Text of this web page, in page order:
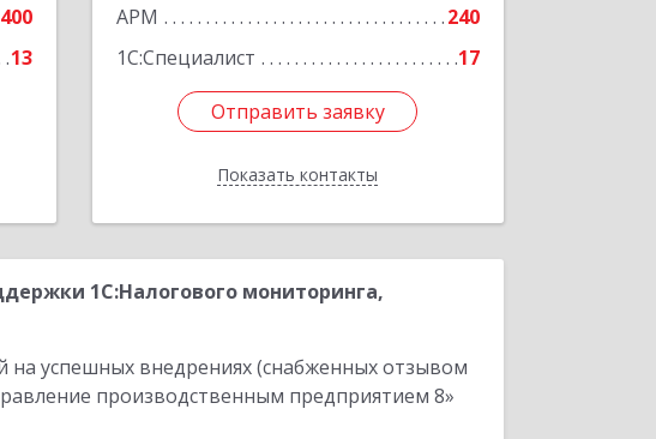
400
13
АРМ
240
1С:Специалист
17
Отправить заявку
Показать контакты
Подробнее
Отправить заявку
Назад
1С:Налогового мониторинга,
успешных внедрениях (снабженных отзывом
производственным предприятием 8»